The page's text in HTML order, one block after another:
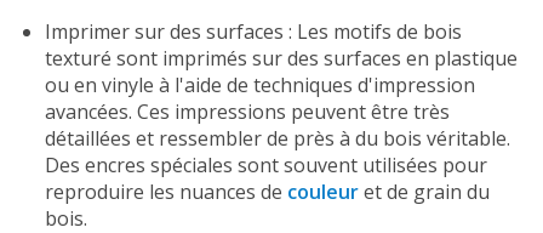
Imprimer sur des surfaces : Les motifs de bois
texturé sont imprimés sur des surfaces en plastique
ou en vinyle à l'aide de techniques d'impression
avancées. Ces impressions peuvent être très
détaillées et ressembler de près à du bois véritable.
Des encres spéciales sont souvent utilisées pour
reproduire les nuances de couleuret de grain du
bois.